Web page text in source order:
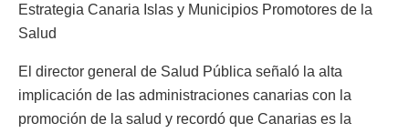
Estrategia Canaria Islas y Municipios Promotores de la
Salud
El director general de Salud Pública señaló la alta
implicación de las administraciones canarias con la
promoción de la salud y recordó que Canarias es la